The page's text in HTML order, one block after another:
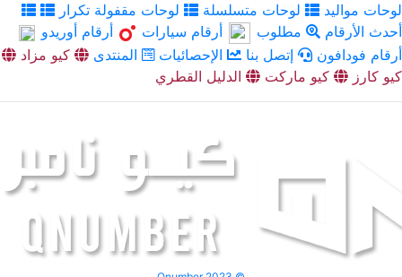
لوحات مواليد لوحات متسلسلة
لوحات مقفولة تكرار
أحدث الأرقام
مطلوب أرقام سيارات
أرقام أوريدو
أرقام فودافون
إتصل بنا الإحصائيات المنتدى
كيو مزاد
كيو كارز
كيو ماركت الدليل القطري